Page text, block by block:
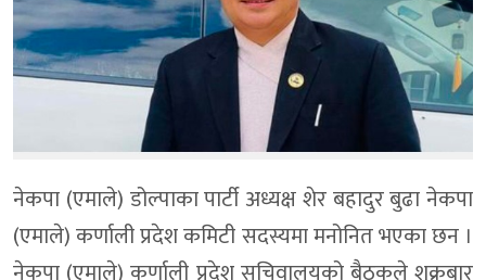
नेकपा (एमाले) डोल्पाका पार्टी अध्यक्ष शेर बहादुर बुढा नेकपा
(एमाले) कर्णाली प्रदेश कमिटी सदस्यमा मनोनित भएका छन ।